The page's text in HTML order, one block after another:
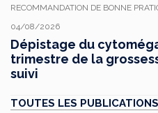
RECOMMANDATION DE BONNE
04/08/2026
Dépistage du
trimestre de la
suivi
TOUTES LES PUBLICATIONS